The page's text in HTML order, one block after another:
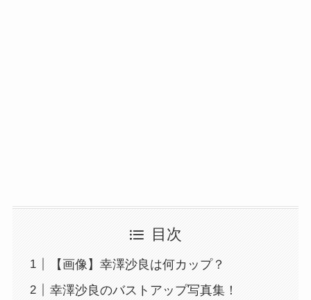
目次
【画像】幸澤沙良は何カップ？
幸澤沙良のバストアップ写真集！